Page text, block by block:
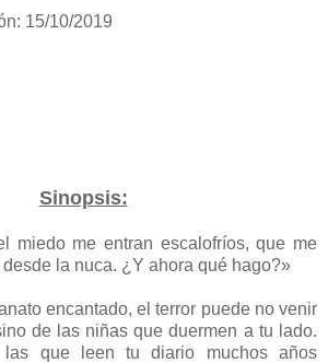
15/10/2019
Sinopsis:
miedo me entran escalofríos, que me
la nuca. ¿Y ahora qué hago?»
encantado, el terror puede no venir
de las niñas que duermen a tu lado.
que leen tu diario muchos años